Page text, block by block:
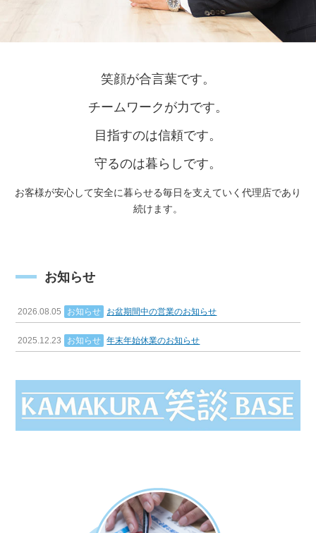
笑顔が合言葉です。
チームワークが力です。
目指すのは信頼です。
守るのは暮らしです。
お客様が安心して安全に暮らせる毎日を支えていく代理店であり
続けます。
お知らせ
2026.08.05 お知らせ お盆期間中の営業のお知らせ
2025.12.23 お知らせ 年末年始休業のお知らせ